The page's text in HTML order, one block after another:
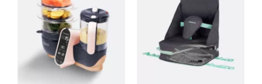
DÉTAILS
AJOUTER AU
PANIER
/
DÉTAILS